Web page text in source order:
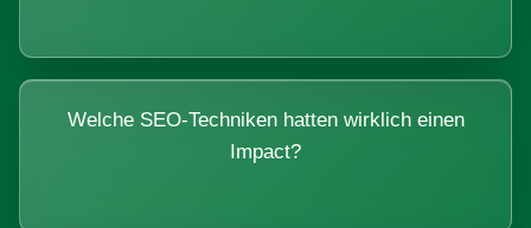
Welche SEO-Techniken hatten wirklich einen
Impact?